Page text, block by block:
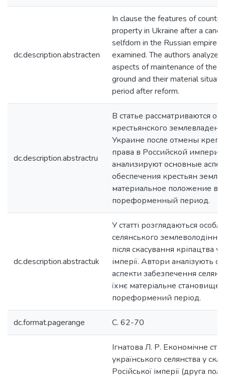
dc.description.abstracten
In clause the features of
property in Ukraine after a
selfdom in the Russian empire
examined. The authors analyze
aspects of maintenance of the
ground and their material
period after reform.
dc.description.abstractru
В статье рассматриваются
крестьянского
Украине после отмены
права в Российской
анализируют основные
обеспечения крестьян
материальное положение в
пореформенный период.
dc.description.abstractuk
У статті розглядаються
селянського землеволодіння
після скасування кріпацтва у
імперії. Автори аналізують
аспекти забезпечення селян
їхнє матеріальне становище
пореформений період.
dc.format.pagerange С. 62-70
Ігнатова Л. Р. Економічне
українського селянства у
Російської імперії (друга